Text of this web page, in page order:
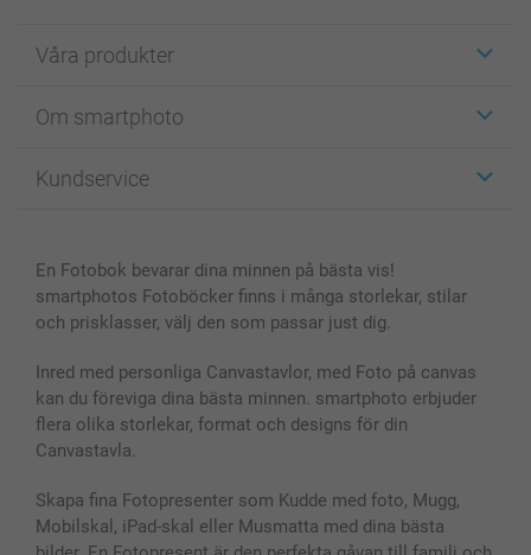
Våra produkter
Fotokort
Fotoböcker
Skal till Mobil & Surfplatta
MyNameBook
Fotoramar & Tillbehör
Presentkort
Alla fotoprodukter
Om smartphoto
För affiliates
Sitemap
Villkor och garantier
Kundservice
smartbonus
Priser & betalning
En Fotobok bevarar dina minnen på bästa vis!
smartphotos Fotoböcker finns i många storlekar, stilar
och prisklasser, välj den som passar just dig.
Inred med personliga Canvastavlor, med Foto på canvas
kan du föreviga dina bästa minnen. smartphoto erbjuder
flera olika storlekar, format och designs för din
Canvastavla.
Skapa fina Fotopresenter som Kudde med foto, Mugg,
Mobilskal, iPad-skal eller Musmatta med dina bästa